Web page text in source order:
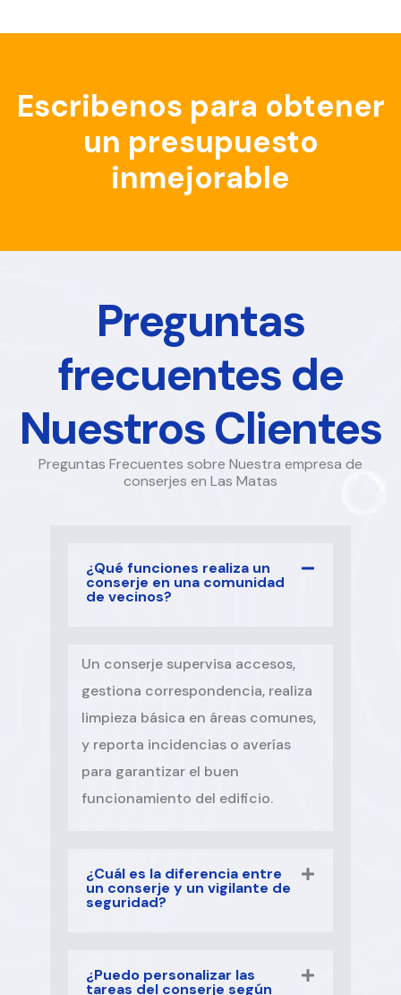
Escribenos para obtener
un presupuesto
inmejorable
Preguntas
frecuentes de
Nuestros Clientes
Preguntas Frecuentes sobre Nuestra empresa de
conserjes en Las Matas
¿Qué funciones realiza un
conserje en una comunidad
de vecinos?
Un conserje supervisa accesos,
gestiona correspondencia, realiza
limpieza básica en áreas comunes,
y reporta incidencias o averías
para garantizar el buen
funcionamiento del edificio.
¿Cuál es la diferencia entre
un conserje y un vigilante de
seguridad?
¿Puedo personalizar las
tareas del conserje según